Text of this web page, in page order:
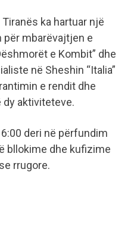
ka hartuar një
për mbarëvajtjen e
e Kombit” dhe
në Sheshin “Italia”
e rendit dhe
aktiviteteve.
deri në përfundim
bllokime dhe kufizime
rrugore.